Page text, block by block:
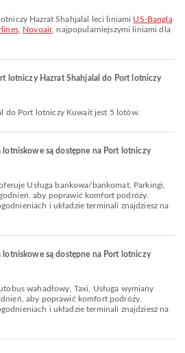
lotniczy Hazrat Shahjalal leci liniami US-Bangla
, Novoair, najpopularniejszymi liniami dla
lotniczy Hazrat Shahjalal do Port lotniczy
do Port lotniczy Kuwait jest 5 lotów.
lotniskowe są dostępne na Port lotniczy
aby poprawić komfort podróży.
i układzie terminali znajdziesz na
lotniskowe są dostępne na Port lotniczy
aby poprawić komfort podróży.
i układzie terminali znajdziesz na